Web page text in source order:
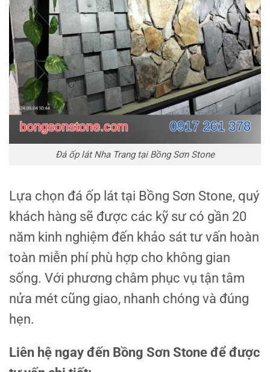
Đá ốp lát Nha Trang tại Bồng Sơn Stone
Lựa chọn đá ốp lát tại Bồng Sơn Stone, quý
khách hàng sẽ được các kỹ sư có gần 20
năm kinh nghiệm đến khảo sát tư vấn hoàn
toàn miễn phí phù hợp cho không gian
sống. Với phương châm phục vụ tận tâm
nửa mét cũng giao, nhanh chóng và đúng
hẹn.
Liên hệ ngay đến Bồng Sơn Stone để được